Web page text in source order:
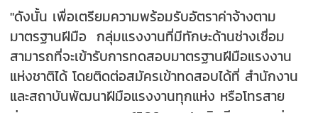
"ดังนั้น เพื่อเตรียมความพร้อมรับอัตราค่าจ้างตาม
มาตรฐานฝีมือ กลุ่มแรงงานที่มีทักษะด้านช่างเชื่อม
สามารถที่จะเข้ารับการทดสอบมาตรฐานฝีมือแรงงาน
แห่งชาติได้ โดยติดต่อสมัครเข้าทดสอบได้ที่ สำนักงาน
และสถาบันพัฒนาฝีมือแรงงานทุกแห่ง หรือโทรสาย